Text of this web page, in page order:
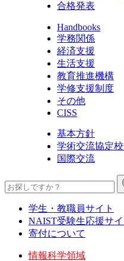
合格発表
Handbooks
学務関係
経済支援
生活支援
教育推進機構
学修支援制度
その他
CISS
基本方針
学術交流協定
国際交流
学生・教職員サイト
NAIST受験生応援サイ
寄付について
情報科学領域